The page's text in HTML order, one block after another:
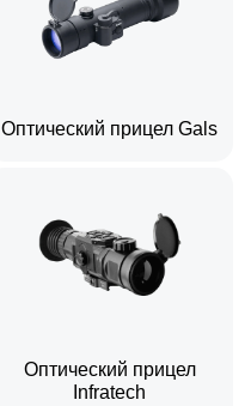
Оптический прицел Gals
Оптический прицел
Infratech